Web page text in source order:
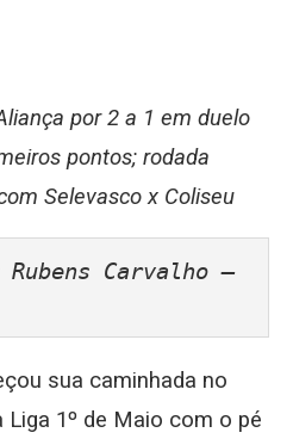
por 2 a 1 em duelo
pontos; rodada
Selevasco x Coliseu
Carvalho –
sua caminhada no
Liga 1º de Maio com o pé